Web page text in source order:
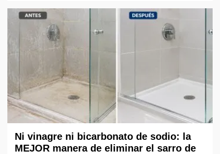
Ni vinagre ni bicarbonato de sodio: la
MEJOR manera de eliminar el sarro de